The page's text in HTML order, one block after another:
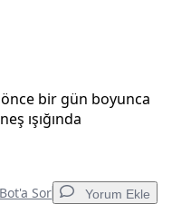
bir gün boyunca
ışığında
Sor Yorum Ekle